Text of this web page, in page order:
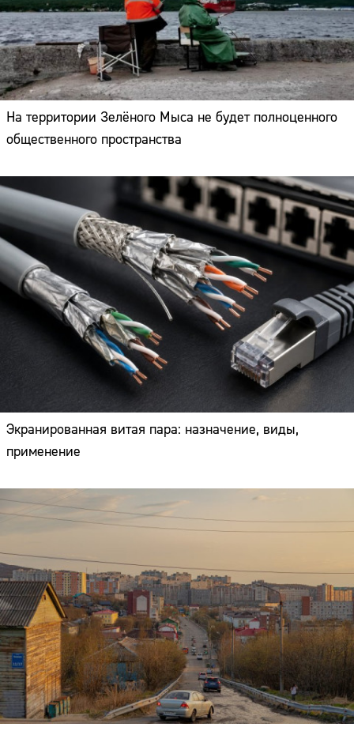
На территории Зелёного Мыса не будет полноценного
общественного пространства
Экранированная витая пара: назначение, виды,
применение